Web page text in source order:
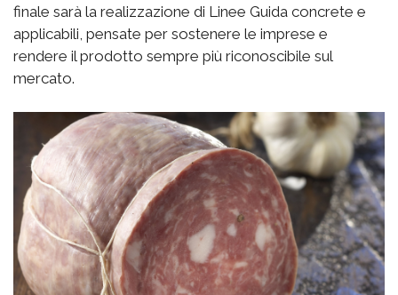
finale sarà la realizzazione di Linee Guida concrete e
applicabili, pensate per sostenere le imprese e
rendere il prodotto sempre più riconoscibile sul
mercato.